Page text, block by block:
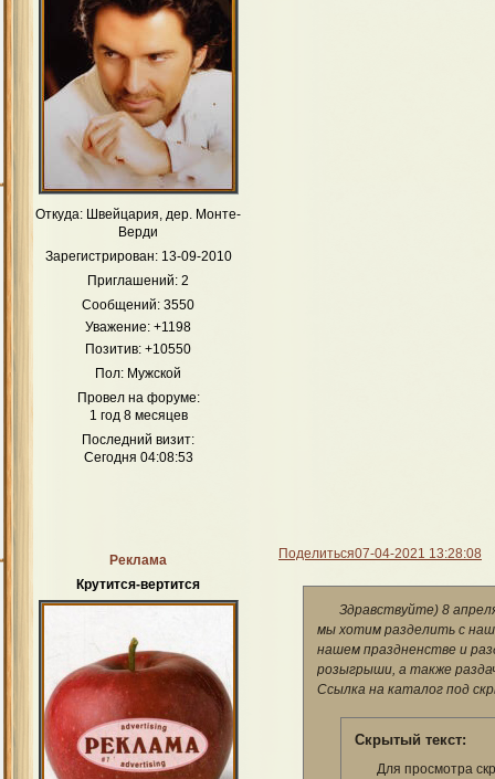
Откуда: Швейцария, дер. Монте-
Верди
Зарегистрирован: 13-09-2010
Приглашений: 2
Сообщений: 3550
Уважение: +1198
Позитив: +10550
Пол: Мужской
Провел на форуме:
1 год 8 месяцев
Последний визит:
Сегодня 04:08:53
Поделиться07-04-2021 13:28:08
Реклама
Крутится-вертится
Здравствуйте) 8
мы хотим разделить с
нашем праздненстве и
розыгрыши, а также
Ссылка на каталог под
Скрытый текст:
Для просмотра